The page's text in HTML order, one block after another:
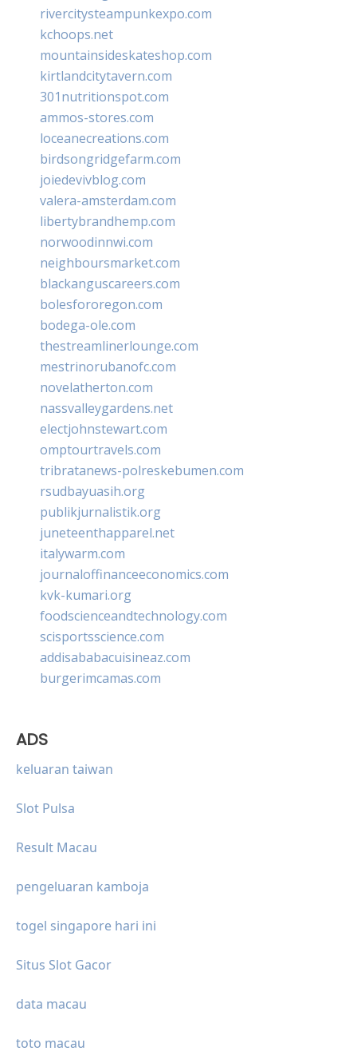
rivercitysteampunkexpo.com
kchoops.net
mountainsideskateshop.com
kirtlandcitytavern.com
301nutritionspot.com
ammos-stores.com
loceanecreations.com
birdsongridgefarm.com
joiedevivblog.com
valera-amsterdam.com
libertybrandhemp.com
norwoodinnwi.com
neighboursmarket.com
blackanguscareers.com
bolesfororegon.com
bodega-ole.com
thestreamlinerlounge.com
mestrinorubanofc.com
novelatherton.com
nassvalleygardens.net
electjohnstewart.com
omptourtravels.com
tribratanews-polreskebumen.com
rsudbayuasih.org
publikjurnalistik.org
juneteenthapparel.net
italywarm.com
journaloffinanceeconomics.com
kvk-kumari.org
foodscienceandtechnology.com
scisportsscience.com
addisababacuisineaz.com
burgerimcamas.com
ADS
keluaran taiwan
Slot Pulsa
Result Macau
pengeluaran kamboja
togel singapore hari ini
Situs Slot Gacor
data macau
toto macau